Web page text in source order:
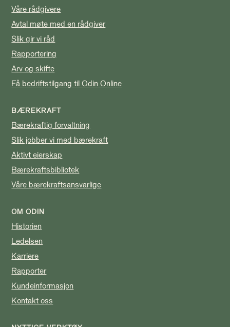
Våre rådgivere
Avtal møte med en rådgiver
Slik gir vi råd
Rapportering
Arv og skifte
Få bedriftstilgang til Odin Online
BÆREKRAFT
Bærekraftig forvaltning
Slik jobber vi med bærekraft
Aktivt eierskap
Bærekraftsbibliotek
Våre bærekraftsansvarlige
OM ODIN
Historien
Ledelsen
Karriere
Rapporter
Kundeinformasjon
Kontakt oss